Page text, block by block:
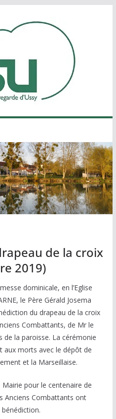
de la croix
2019)
dominicale, en l’Eglise
le Père Gérald Josema
du drapeau de la croix
Combattants, de Mr le
de la paroisse. La cérémonie
aux morts avec le dépôt de
et la Marseillaise.
pour le centenaire de
Anciens Combattants ont